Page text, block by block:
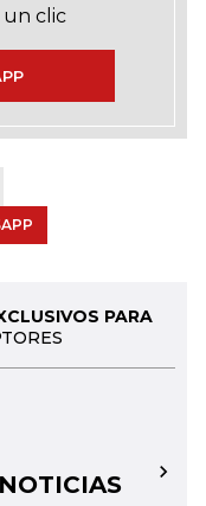
un clic
PARA
→